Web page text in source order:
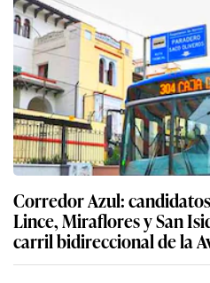
Corredor Azul:
Lince, Miraflores y San
carril bidireccional de la